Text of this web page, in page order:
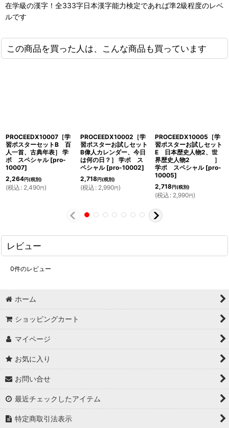
在学級の漢字！全333字日本漢字能力検定であれば準2級程度のレベ
ルです
この商品を買った人は、こんな商品も買っています
PROCEEDX10007［学
習ポスターセットB 百
人一首、古典年表］ 学
ポ スペシャル [pro-
10007]
2,264円(税別)
(税込 : 2,490円)
PROCEEDX10002［学
習ポスターお試しセット
B偉人カレンダー、今日
は何の日？］ 学ポ ス
ペシャル [pro-10002]
2,718円(税別)
(税込 : 2,990円)
PROCEEDX10005［学
習ポスターお試しセット
E 日本歴史人物2、世
界歴史人物2 ］
学ポ スペシャル [pro-
10005]
2,718円(税別)
(税込 : 2,990円)
レビュー
0件のレビュー
ホーム
ショッピングカート
マイページ
お気に入り
お問い合せ
最近チェックしたアイテム
特定商取引法表示